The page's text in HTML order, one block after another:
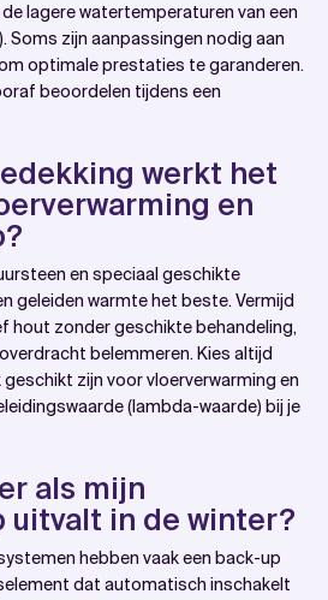
lagere watertemperaturen van een
Soms zijn aanpassingen nodig aan
optimale prestaties te garanderen.
beoordelen tijdens een
werkt het
en
en speciaal geschikte
geleiden warmte het beste. Vermijd
hout zonder geschikte behandeling,
belemmeren. Kies altijd
zijn voor vloerverwarming en
(lambda-waarde) bij je
als mijn
uitvalt in de winter?
hebben vaak een back-up
dat automatisch inschakelt